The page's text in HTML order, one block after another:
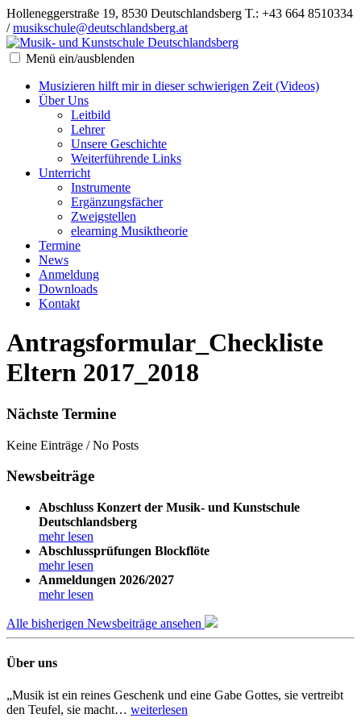
Holleneggerstraße 19, 8530 Deutschlandsberg T.: +43 664 8510334
/musikschule@deutschlandsberg.at
Menü ein/ausblenden
Musizieren hilft mir in dieser schwierigen Zeit (Videos)
Über Uns
Leitbild
Lehrer
Unsere Geschichte
Weiterführende Links
Unterricht
Instrumente
Ergänzungsfächer
Zweigstellen
elearning Musiktheorie
Termine
News
Anmeldung
Downloads
Kontakt
Antragsformular_Checkliste
Eltern 2017_2018
Nächste Termine
Keine Einträge / No Posts
Newsbeiträge
Abschluss Konzert der Musik- und Kunstschule
Deutschlandsberg
mehr lesen
Abschlussprüfungen Blockflöte
mehr lesen
Anmeldungen 2026/2027
mehr lesen
Alle bisherigen Newsbeiträge ansehen
Über uns
„Musik ist ein reines Geschenk und eine Gabe Gottes, sie vertreibt
den Teufel, sie macht… weiterlesen